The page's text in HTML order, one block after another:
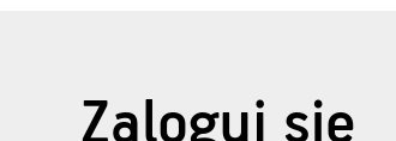
Zaloguj się